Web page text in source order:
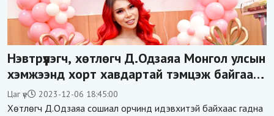
Нэвтрүүлэгч, хөтлөгч Д.Одзаяа Монгол улсын
хэмжээнд хорт хавдартай тэмцэж байгаа
бүх хүүхдүүдэд зориулан 300 сая төгрөгийн
бүтээгдэхүүн хандивлахаар болжээ
Цаг үе 2023-12-06 18:45:00
Хөтлөгч Д.Одзаяа сошиал орчинд идэвхитэй байхаас гадна